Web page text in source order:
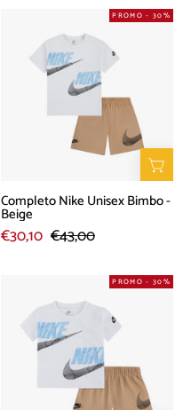
Completo
Nike
Unisex
Bimbo
Beige
PROMO - 30%
Completo Nike Unisex Bimbo -
Beige
€30,10 €43,00
Completo
Nike
Unisex
Bimbo
-
Beige
PROMO - 30%